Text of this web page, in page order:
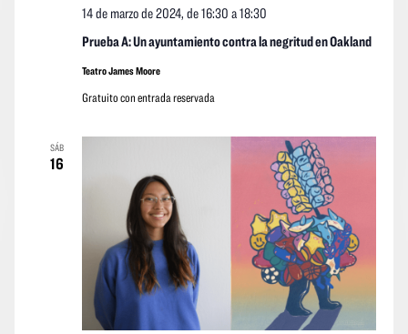
Prueba A: Un ayuntamiento contra la negritud en Oakland
14 de marzo de 2024, de 16:30 a18:30
Teatro James Moore
Gratuito con entrada reservada
SÁB
16